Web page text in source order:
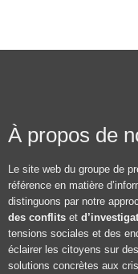
À propos de
Le site web du groupe de
référence en matière
distinguons par notre
des conflits et
tensions sociales et des
éclairer les citoyens sur
solutions concrètes aux